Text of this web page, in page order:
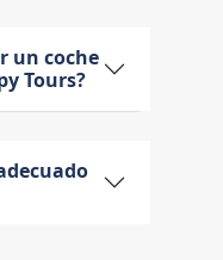
un coche
Tours?